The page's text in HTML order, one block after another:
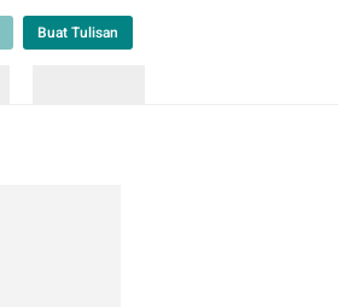
Buat Tulisan